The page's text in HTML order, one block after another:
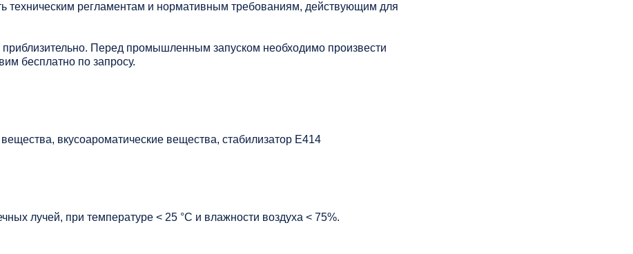
техническим регламентам и нормативным требованиям, действующим для
Перед промышленным запуском необходимо произвести
бесплатно по запросу.
вкусоароматические вещества, стабилизатор Е414
лучей, при температуре < 25 °C и влажности воздуха < 75%.